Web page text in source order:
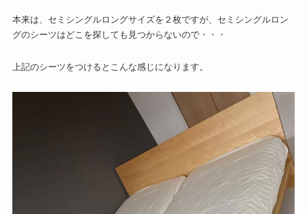
本来は、セミシングルロングサイズを２枚ですが、セミシングルロン
グのシーツはどこを探しても見つからないので・・・
上記のシーツをつけるとこんな感じになります。